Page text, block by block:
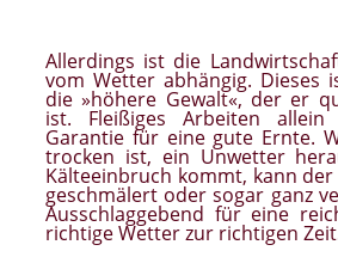
Allerdings ist die
vom Wetter abhängig. Dieses
die »höhere Gewalt«, der er
ist. Fleißiges Arbeiten
Garantie für eine gute Ernte.
trocken ist, ein Unwetter
Kälteeinbruch kommt, kann
geschmälert oder sogar ganz
Ausschlaggebend für eine
richtige Wetter zur richtigen